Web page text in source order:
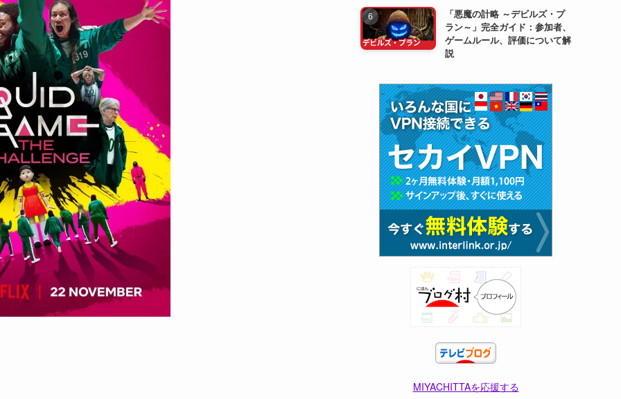
「悪魔の計略 ～デビルズ・プ
ラン～」完全ガイド：参加者、
ゲームルール、評価について解
説
MIYACHITTAを応援する